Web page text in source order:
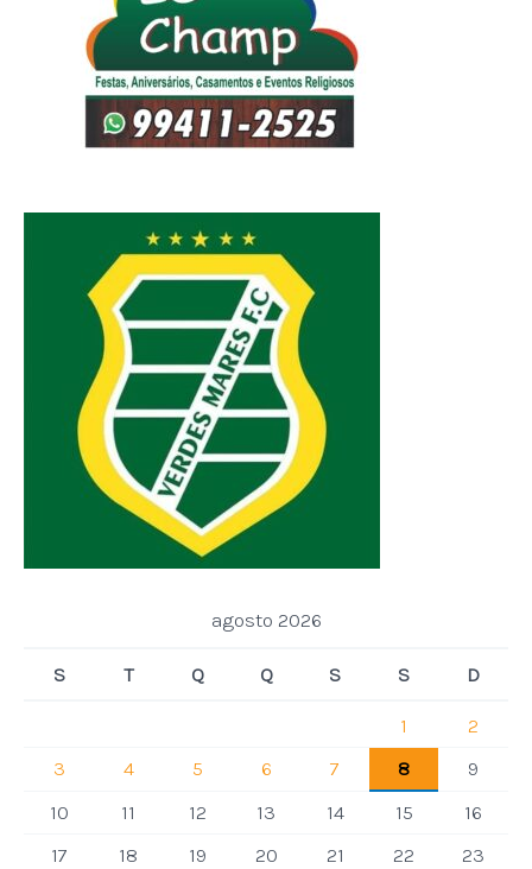
agosto 2026
S T Q Q S S D
1
2
3
4 5 6 7 8
9
10
11 12 13 14 15
16
17
18 19 20 21 22 23